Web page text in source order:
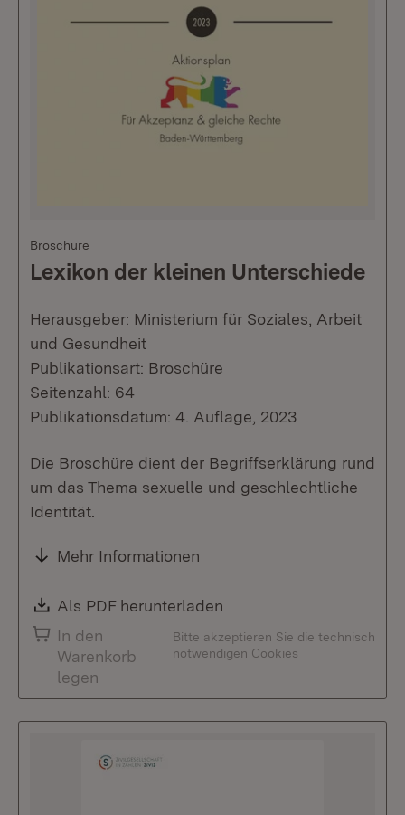
Broschüre
Lexikon der kleinen Unterschiede
Herausgeber: Ministerium für Soziales, Arbeit
und Gesundheit
Publikationsart: Broschüre
Seitenzahl: 64
Publikationsdatum: 4. Auflage, 2023
Die Broschüre dient der Begriffserklärung rund
um das Thema sexuelle und geschlechtliche
Identität.
Mehr Informationen
Download:
Als PDF herunterladen
In den
Warenkorb
legen
Bitte akzeptieren Sie die technisch
notwendigen Cookies